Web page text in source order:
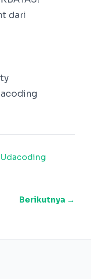
dari
Udacoding
Berikutnya →